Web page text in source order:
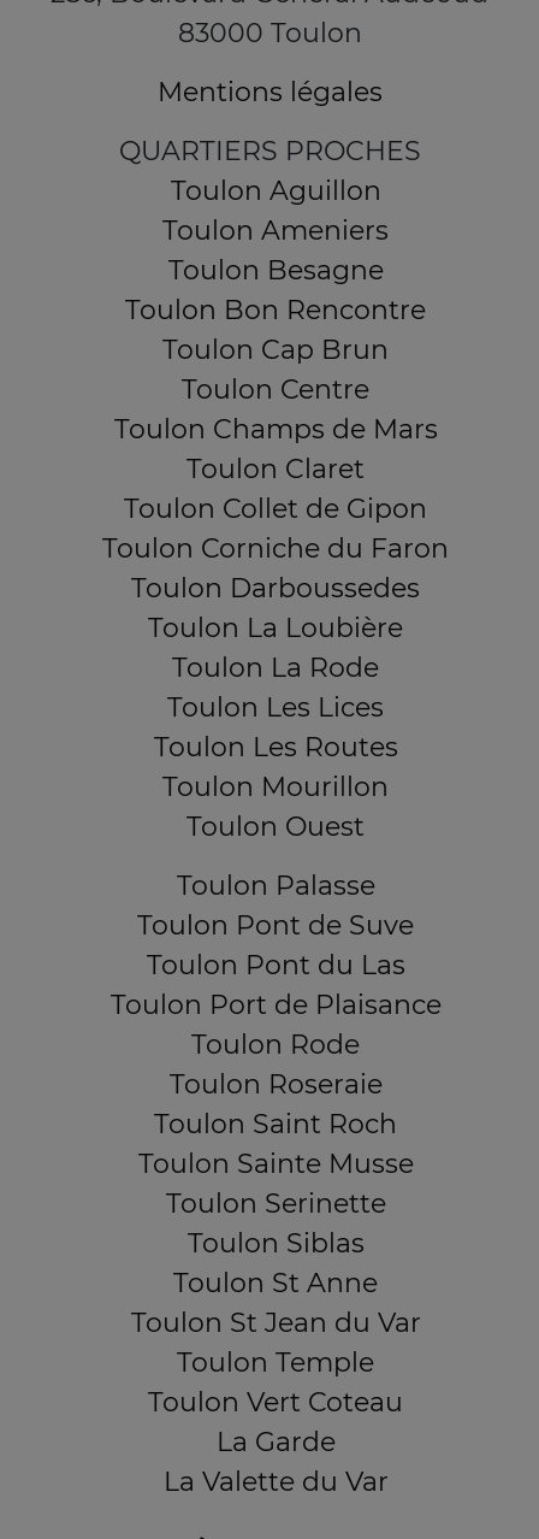
83000 Toulon
Mentions légales
QUARTIERS PROCHES
Toulon Aguillon
Toulon Ameniers
Toulon Besagne
Toulon Bon Rencontre
Toulon Cap Brun
Toulon Centre
Toulon Champs de Mars
Toulon Claret
Toulon Collet de Gipon
Toulon Corniche du Faron
Toulon Darboussedes
Toulon La Loubière
Toulon La Rode
Toulon Les Lices
Toulon Les Routes
Toulon Mourillon
Toulon Ouest
Toulon Palasse
Toulon Pont de Suve
Toulon Pont du Las
Toulon Port de Plaisance
Toulon Rode
Toulon Roseraie
Toulon Saint Roch
Toulon Sainte Musse
Toulon Serinette
Toulon Siblas
Toulon St Anne
Toulon St Jean du Var
Toulon Temple
Toulon Vert Coteau
La Garde
La Valette du Var